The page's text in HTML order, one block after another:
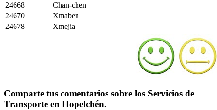
24668
Chan-chen
24670
Xmaben
24678
Xmejia
Comparte tus comentarios sobre los Servicios de
Transporte en Hopelchén.